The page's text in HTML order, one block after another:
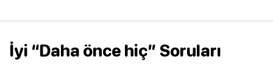
İyi “Daha önce hiç” Soruları